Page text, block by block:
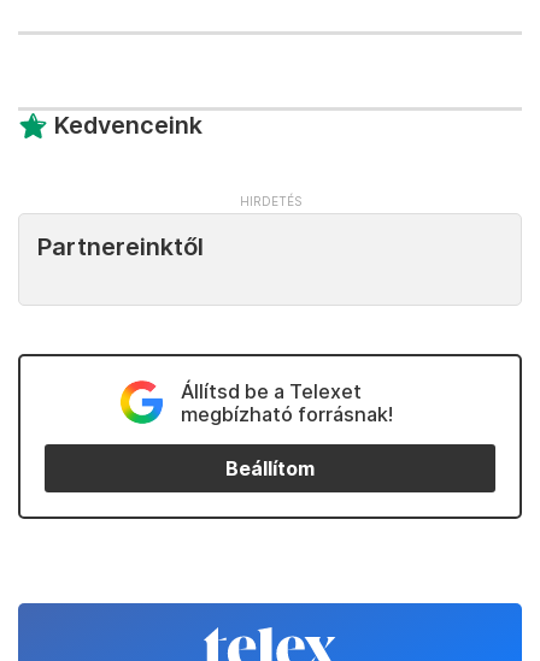
Kedvenceink
Partnereinktől
Állítsd be a Telexet
megbízható forrásnak!
Beállítom